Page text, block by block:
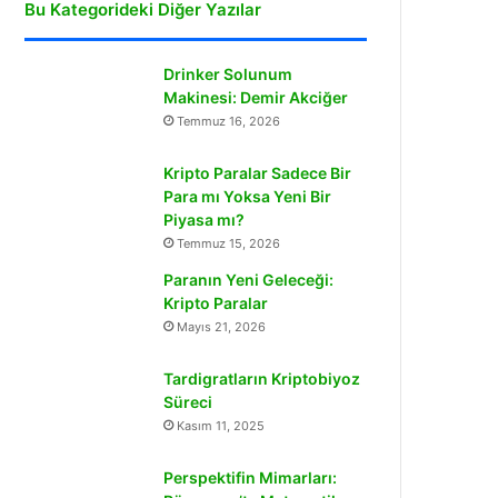
Bu Kategorideki Diğer Yazılar
Drinker Solunum
Makinesi: Demir Akciğer
Temmuz 16, 2026
Kripto Paralar Sadece Bir
Para mı Yoksa Yeni Bir
Piyasa mı?
Temmuz 15, 2026
Paranın Yeni Geleceği:
Kripto Paralar
Mayıs 21, 2026
Tardigratların Kriptobiyoz
Süreci
Kasım 11, 2025
Perspektifin Mimarları: